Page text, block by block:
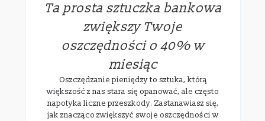
Ta prosta sztuczka bankowa
zwiększy Twoje
oszczędności o 40% w
miesiąc
Oszczędzanie pieniędzy to sztuka, którą
większość z nas stara się opanować, ale często
napotyka liczne przeszkody. Zastanawiasz się,
jak znacząco zwiększyć swoje oszczędności w